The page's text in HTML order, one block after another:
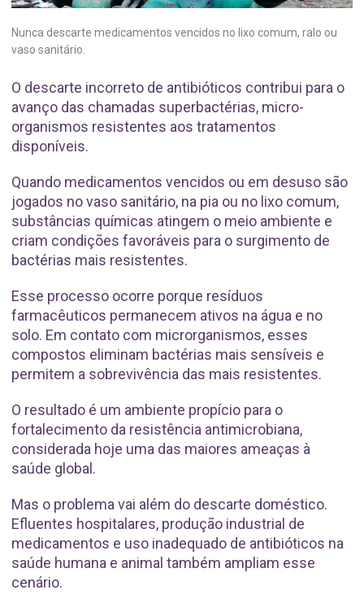
Nunca descarte medicamentos vencidos no lixo comum, ralo ou
vaso sanitário.
O descarte incorreto de antibióticos contribui para o
avanço das chamadas superbactérias, micro-
organismos resistentes aos tratamentos
disponíveis.
Quando medicamentos vencidos ou em desuso são
jogados no vaso sanitário, na pia ou no lixo comum,
substâncias químicas atingem o meio ambiente e
criam condições favoráveis para o surgimento de
bactérias mais resistentes.
Esse processo ocorre porque resíduos
farmacêuticos permanecem ativos na água e no
solo. Em contato com microrganismos, esses
compostos eliminam bactérias mais sensíveis e
permitem a sobrevivência das mais resistentes.
O resultado é um ambiente propício para o
fortalecimento da resistência antimicrobiana,
considerada hoje uma das maiores ameaças à
saúde global.
Mas o problema vai além do descarte doméstico.
Efluentes hospitalares, produção industrial de
medicamentos e uso inadequado de antibióticos na
saúde humana e animal também ampliam esse
cenário.